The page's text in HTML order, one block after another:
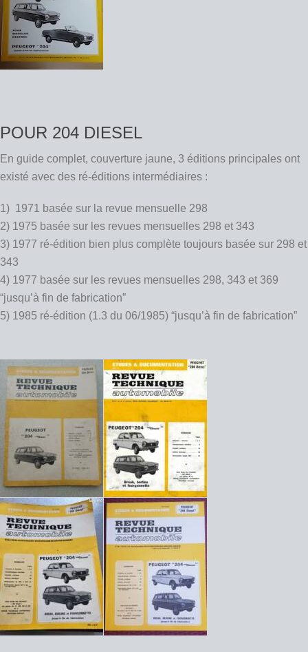
POUR 204 DIESEL
En guide complet, couverture jaune, 3 éditions principales ont
existé avec des ré-éditions intermédiaires :
1) 1971 basée sur la revue mensuelle 298
2) 1975 basée sur les revues mensuelles 298 et 343
3) 1977 ré-édition bien plus complète toujours basée sur 298 et
343
4) 1977 basée sur les revues mensuelles 298, 343 et 369
“jusqu’à fin de fabrication”
5) 1985 ré-édition (1.3 du 06/1985) “jusqu’à fin de fabrication”